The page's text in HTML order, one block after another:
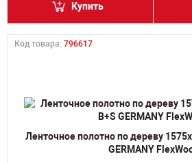
Купить
Код товара: 796617
Ленточное полотно по дереву
GERMANY